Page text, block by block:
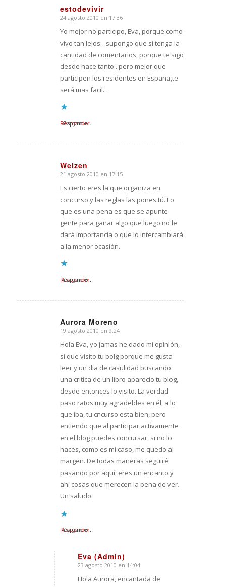
estodevivir
Dice:
24 agosto 2010 en 17:36
Yo mejor no participo, Eva, porque como
vivo tan lejos…supongo que si tenga la
cantidad de comentarios, porque te sigo
desde hace tanto.. pero mejor que
participen los residentes en España,te
será mas facil..
Cargando...
Responder
Welzen
Dice:
21 agosto 2010 en 17:15
Es cierto eres la que organiza en
concurso y las reglas las pones tú. Lo
que es una pena es que se apunte
gente para ganar algo que luego no le
dará importancia o que lo intercambiará
a la menor ocasión.
Cargando...
Responder
Aurora Moreno
Dice:
19 agosto 2010 en 9:24
Hola Eva, yo jamas he dado mi opinión,
si que visito tu bolg porque me gusta
leer y un dia de casulidad buscando
una critica de un libro aparecio tu blog,
desde entonces lo visito. La verdad
paso ratos muy agradebles en él, a lo
que iba, tu cncurso esta bien, pero
entiendo que al participar activamente
en el blog puedes concursar, si no lo
haces, como es mi caso, me quedo al
margen. De todas maneras seguiré
pasando por aquí, eres un encanto y
ahí cosas que merecen la pena de ver.
Un saludo.
Cargando...
Responder
Eva (Admin)
Dice:
23 agosto 2010 en 14:04
Hola Aurora, encantada de